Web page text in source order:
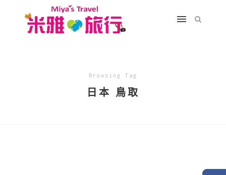
Browsing Tag
日本 鳥取